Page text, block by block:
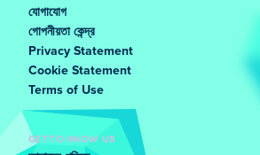
যোগাযোগ
গোপনীয়তা কেন্দ্র
Privacy Statement
Cookie Statement
Terms of Use
GET TO KNOW US